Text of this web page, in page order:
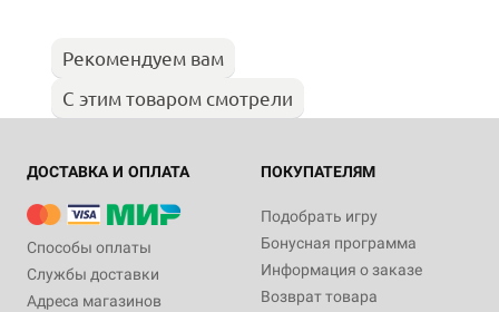
Рекомендуем вам
С этим товаром смотрели
ДОСТАВКА И ОПЛАТА
Способы оплаты
Службы доставки
Адреса магазинов
ПОКУПАТЕЛЯМ
Подобрать игру
Бонусная программа
Информация о заказе
Возврат товара